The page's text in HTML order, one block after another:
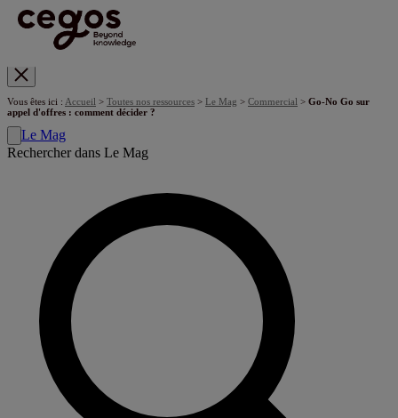
Vous êtes ici : Accueil > Toutes nos ressources > Le Mag > Commercial > Go-No Go sur
appel d'offres : comment décider ?
Le Mag
Rechercher dans Le Mag